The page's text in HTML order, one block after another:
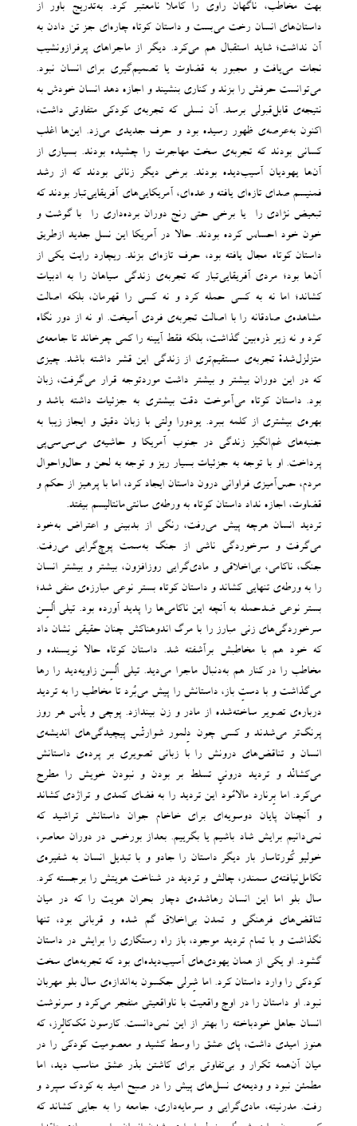
بهت مخاطب، ناگهان راوی را کاملاً نامعتبر کرد. به‌تدریج باور از
داستان‌های انسان رخت می‌بست و داستان کوتاه چاره‌ای جز تن دادن به
آن نداشت؛ شاید استقبال هم می‌کرد. دیگر از ماجراهای پرفرازونشیب
نجات می‌یافت و مجبور به قضاوت یا تصمیم‌گیری برای انسان نبود.
می‌توانست حرفش را بزند و کناری بنشیند و اجازه دهد انسان خودش به
نتیجه‌ی قابل‌قبولی برسد. آن نسلی که تجربه‌ی کودکی متفاوتی داشت،
اکنون به‌عرصه‌ی ظهور رسیده بود و حرف جدیدی می‌زد. این‌ها اغلب
کسانی بودند که تجربه‌ی سخت مهاجرت را چشیده بودند. بسیاری از
آن‌ها یهودیان آسیب‌دیده بودند. برخی دیگر زنانی بودند که از رشد
فمنیسم صدای تازه‌ای یافته و عده‌ای، آمریکایی‌های آفریقایی‌تبار بودند که
تبعیض نژادی را -یا برخی حتی رنج دوران برده‌داری را- با گوشت و
خون خود احساس کرده بودند. حالا در آمریکا این نسل جدید ازطریق
داستان کوتاه مجال یافته بود، حرف تازه‌ای بزند. ریچارد رایت یکی از
آن‌ها بود؛ مردی آفریقایی‌تبار که تجربه‌ی زندگی سیاهان را به ادبیات
کشاند؛ اما نه به کسی حمله کرد و نه کسی را قهرمان، بلکه اصالت
مشاهده‌ی صادقانه را با اصالت تجربه‌ی فردی آمیخت. او نه از دور نگاه
کرد و نه زیر ذره‌بین گذاشت، بلکه فقط آیینه را کمی چرخاند تا جامعه‌ی
متزلزل‌شد‌هْ تجربه‌ی مستقیم‌تری از زندگی این قشر داشته باشد. چیزی
‌که در این دوران بیشتر و بیشتر داشت موردتوجه قرار می‌گرفت، زبان
بود. داستان کوتاه می‌آموخت دقت بیشتری به جزئیات داشته باشد و
بهره‌ی بیشتری از کلمه ببرد. یودورا وِلتی با زبان دقیق و ایجاز زیبا به
جنبه‌های غم‌انگیز زندگی در جنوب آمریکا و حاشیه‌ی می‌سی‌سی‌پی
پرداخت. او با توجه به جزئیات بسیار ریز و توجه به لحن و حال‌واحوال
مردم، حس‌آمیزی فراوانی درون داستان ایجاد کرد، اما با پرهیز از حکم و
قضاوت، اجازه نداد داستان کوتاه به ورطه‌ی سانتی‌مانتالیسم بیفتد.
تردید انسان هرچه پیش می‌رفت، رنگی از بدبینی و اعتراض به‌خود
می‌گرفت و سرخوردگی ناشی از جنگ به‌سمت پوچ‌گرایی می‌رفت.
جنگ، ناکامی‌، بی‌اخلاقی و مادی‌گرایی روزافزون، بیشتر و بیشتر انسان
را به ورطه‌ی تنهایی کشاند و داستان کوتاه بستر نوعی مبارزه‌ی منفی ‌شد؛
بستر نوعی ضدحمله به آنچه این ناکامی‌ها را پدید آورده بود. تیلی اُلسِن
سرخوردگی‌های زنی مبارز را با مرگ اندوهناکش چنان حقیقی نشان داد
که خود هم با مخاطبش برآشفته ‌شد. داستان کوتاه حالا نویسنده و
مخاطب را در کنار هم به‌دنبال ماجرا می‌دید. تیلی اُلسِن زاویه‌دید را رها
می‌گذاشت و با دستِ باز، داستانش را پیش می‌بُرد تا مخاطب را به تردید
درباره‌ی تصویر ساخته‌شده از مادر و زن بیندازد. پوچی و یأس هر روز
پرنگ‌تر می‌شدند و کسی چون دِلمور شوارتْس پیچیدگی‌های اندیشه‌ی
انسان و تناقض‌های درونش را با زبانی تصویری بر پرده‌ی داستانش
می‌کشانْد و تردید درونیِ تسلط بر بودن و نبودن خویش را مطرح
می‌کرد. اما بِرنارد مالامُود این تردید را به فضای کمدی و تراژدی ‌کشاند
و آنچنان پایان دوسویه‌ای برای خاخام جوان داستانش تراشید که
نمی‌دانیم برایش شاد باشیم یا بگرییم. بعداز بورخس در دوران معاصر،
خولیو کُورتاسار بار دیگر داستان را جادو و با تبدیل انسان به شفیره‌ی
تکامل‌نیافته‌ی سمندر، چالش و تردید در شناخت هویتش را برجسته کرد.
سال بلو اما این انسان رها‌شده‌ی دچار بحران هویت را که در میان
تناقض‌های فرهنگی و تمدن بی‌اخلاق گم شده و قربانی بود، تنها
نگذاشت و با تمام تردید موجود، باز راه رستگاری را برایش در داستان
‌گشود. او یکی از همان یهودی‌های آسیب‌دیده‌ای بود که تجربه‌های سخت
کودکی را وارد داستان ‌کرد. اما شِرلی جکسون به‌اندازه‌ی سال بلو مهربان
نبود. او داستان را در اوج واقعیت با ناواقعیتی منفجر می‌کرد و سرنوشت
انسان جاهل خودباخته را بهتر از این نمی‌دانست. کارسون مَک‌کالِرز، که
هنوز امیدی داشت، پای عشق را وسط کشید و معصومیت کودکی را در
میان آن‌همه تکرار و بی‌تفاوتی برای کاشتن بذر عشق مناسب دید، اما
مطمئن نبود و ودیعه‌ی نسل‌های پیش را در صبح امید به کودک ‌سپرد و
‌رفت. مدرنیته، مادی‌گرایی و سرمایه‌داری، جامعه را به جایی کشاند که